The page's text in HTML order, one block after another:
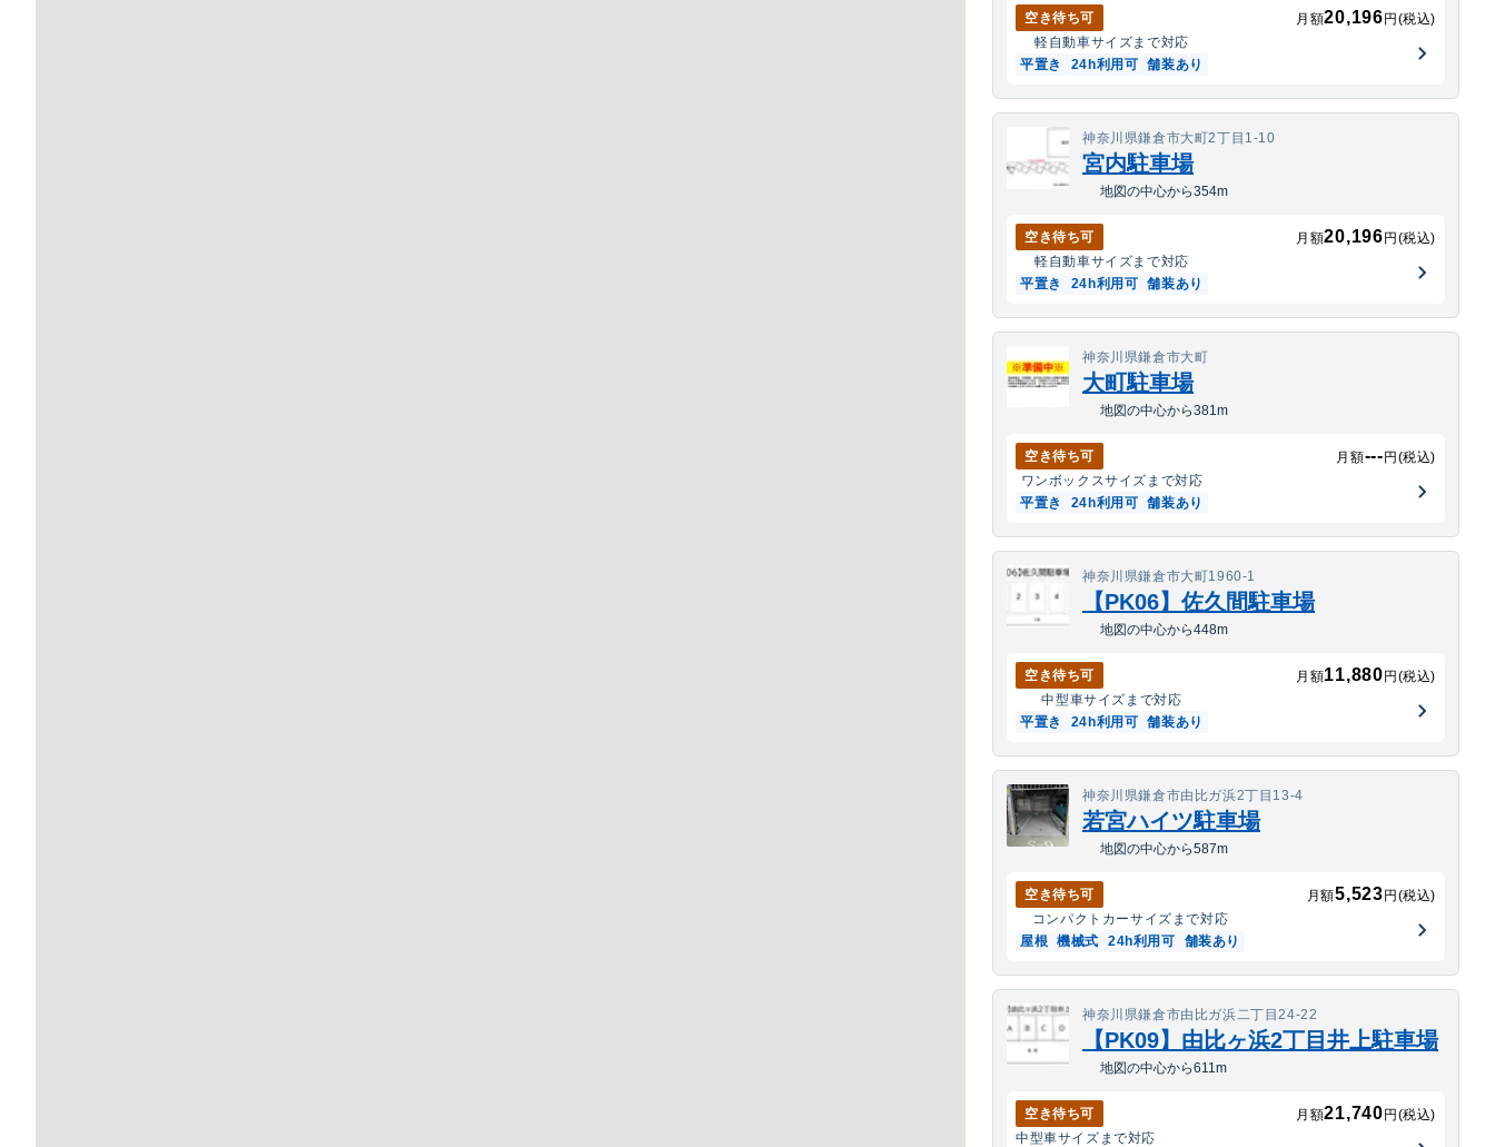
空き待ち可 月額20,196 円(税込)
軽自動車サイズまで対応
平置き
24h利用可 舗装あり
神奈川県鎌倉市大町2丁目1-10
宮内駐車場
地図の中心から354m
空き待ち可 月額20,196 円(税込)
軽自動車サイズまで対応
平置き
24h利用可 舗装あり
神奈川県鎌倉市大町
大町駐車場
地図の中心から381m
空き待ち可 月額--- 円(税込)
ワンボックスサイズまで対応
平置き
24h利用可 舗装あり
神奈川県鎌倉市大町1960-1
【PK06】佐久間駐車場
地図の中心から448m
空き待ち可 月額11,880 円(税込)
中型車サイズまで対応
平置き
24h利用可 舗装あり
神奈川県鎌倉市由比ガ浜2丁目13-4
若宮ハイツ駐車場
地図の中心から587m
空き待ち可 月額5,523 円(税込)
コンパクトカーサイズまで対応
屋根 機械式 24h利用可 舗装あり
神奈川県鎌倉市由比ガ浜二丁目24-22
【PK09】由比ヶ浜2丁目井上駐車場
地図の中心から611m
空き待ち可 月額21,740 円(税込)
中型車サイズまで対応